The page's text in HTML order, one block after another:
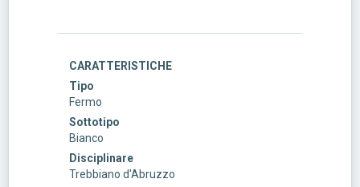
CARATTERISTICHE
Tipo
Fermo
Sottotipo
Bianco
Disciplinare
Trebbiano d'Abruzzo